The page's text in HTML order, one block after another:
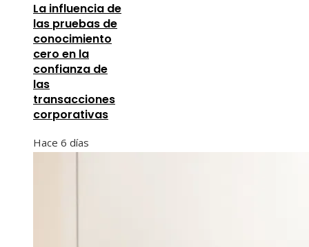
La influencia de
las pruebas de
conocimiento
cero en la
confianza de
las
transacciones
corporativas
Hace 6 días